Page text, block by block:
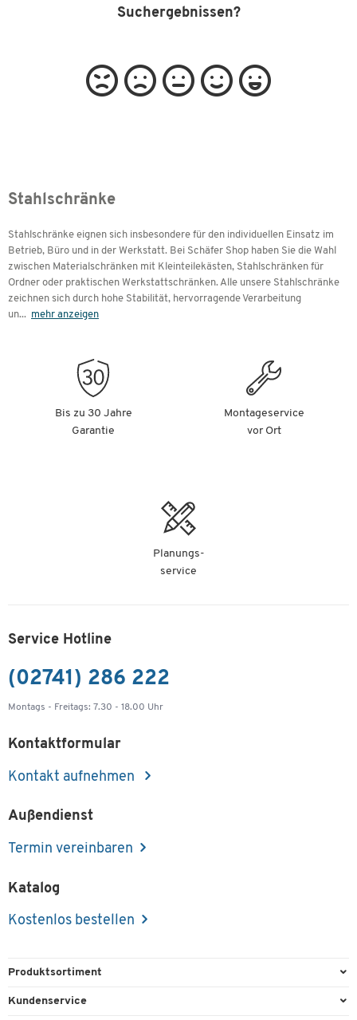
Suchergebnissen?
Stahlschränke
Stahlschränke eignen sich insbesondere für den individuellen Einsatz im
Betrieb, Büro und in der Werkstatt. Bei Schäfer Shop haben Sie die Wahl
zwischen Materialschränken mit Kleinteilekästen, Stahlschränken für
Ordner oder praktischen Werkstattschränken. Alle unsere Stahlschränke
zeichnen sich durch hohe Stabilität, hervorragende Verarbeitung
un... mehr anzeigen
Bis zu 30 Jahre
Garantie
Montageservice
vor Ort
Planungs-
service
Service Hotline
(02741) 286 222
Montags - Freitags: 7.30 - 18.00 Uhr
Kontaktformular
Kontakt aufnehmen
Außendienst
Termin vereinbaren
Katalog
Kostenlos bestellen
Produktsortiment
Büroausstattung
Kundenservice